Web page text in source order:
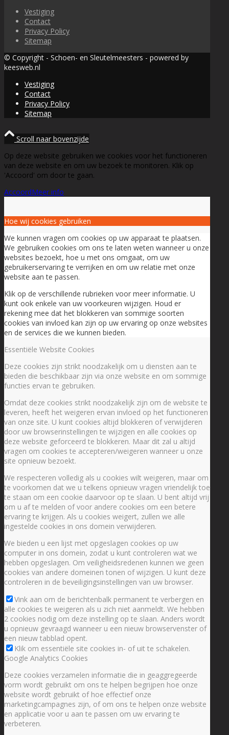
Vestiging
Contact
Privacy Policy
Sitemap
© Copyright - Schoen- en Sleutelmeesters - powered by
keesweb.nl
Vestiging
Contact
Privacy Policy
Sitemap
Scroll naar bovenzijde
Op deze website gebruiken we cookies voor het functioneren
van deze website en om uw bezoek te monitoren. Klik op
'Accoord' om door te gaan.
AccoordMeer info
Hoe wij cookies gebruiken
We kunnen vragen om cookies op uw apparaat te plaatsen.
We gebruiken cookies om ons te laten weten wanneer u onze
websites bezoekt, hoe u met ons omgaat, om uw
gebruikerservaring te verrijken en om uw relatie met onze
website aan te passen.
Klik op de verschillende rubrieken voor meer informatie. U
kunt ook enkele van uw voorkeuren wijzigen. Houd er
rekening mee dat het blokkeren van sommige soorten
cookies van invloed kan zijn op uw ervaring op onze websites
en de services die we kunnen bieden.
Essentiële Website Cookies
Deze cookies zijn strikt noodzakelijk om u diensten aan te
bieden die beschikbaar zijn via onze website en om sommige
functies ervan te gebruiken.
Omdat deze cookies strikt noodzakelijk zijn om de website te
leveren, heeft het weigeren ervan invloed op het functioneren
van onze site. U kunt cookies altijd blokkeren of verwijderen
door uw browserinstellingen te wijzigen en alle cookies op
deze website geforceerd te blokkeren. Maar dit zal u altijd
vragen om cookies te accepteren/weigeren wanneer u onze
site opnieuw bezoekt.
We respecteren volledig als u cookies wilt weigeren, maar om
te voorkomen dat we u telkens opnieuw vragen vriendelijk toe
te staan om een cookie daarvoor op te slaan. U bent altijd vrij
om u af te melden of voor andere cookies om een betere
ervaring te krijgen. Als u cookies weigert, zullen we alle
ingestelde cookies in ons domein verwijderen.
We bieden u een lijst met opgeslagen cookies op uw
computer in ons domein, zodat u kunt controleren wat we
hebben opgeslagen. Om veiligheidsredenen kunnen we geen
cookies van andere domeinen tonen of wijzigen. U kunt deze
controleren in de beveiligingsinstellingen van uw browser.
Vink aan om de berichtenbalk permanent te verbergen en
alle cookies te weigeren als u zich niet aanmeldt. We hebben
2 cookies nodig om deze instelling op te slaan. Anders wordt
u opnieuw gevraagd wanneer u een nieuw browservenster of
een nieuw tabblad opent.
Klik om essentiële site cookies in- of uit te schakelen.
Google Analytics Cookies
Deze cookies verzamelen informatie die in geaggregeerde
vorm wordt gebruikt om ons te helpen begrijpen hoe onze
website wordt gebruikt of hoe effectief onze
marketingcampagnes zijn, of om ons te helpen onze website
en applicatie voor u aan te passen om uw ervaring te
verbeteren.